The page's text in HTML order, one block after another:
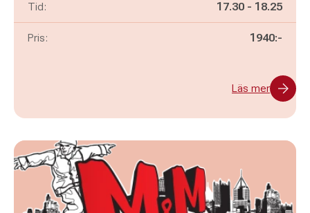
Tid: Pågår mellan
17.30 - och
18.25
Pris: 1940:-
Läs mer